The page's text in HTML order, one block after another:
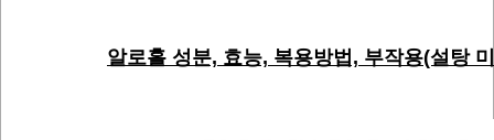
알로홀 성분, 효능, 복용방법, 부작용(설탕